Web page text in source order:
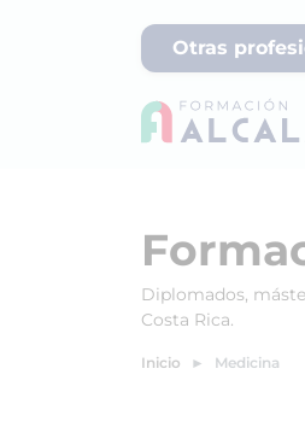
Otras
Diplomados,
Costa Rica.
Inicio Medicina